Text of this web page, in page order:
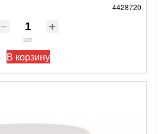
4428720
шт
В корзину